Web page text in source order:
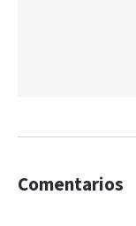
Comentarios